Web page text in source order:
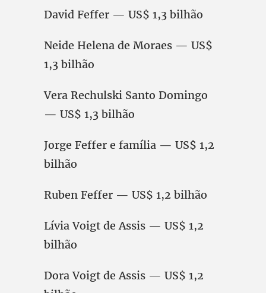
David Feffer — US$ 1,3 bilhão
Neide Helena de Moraes — US$
1,3 bilhão
Vera Rechulski Santo Domingo
— US$ 1,3 bilhão
Jorge Feffer e família — US$ 1,2
bilhão
Ruben Feffer — US$ 1,2 bilhão
Lívia Voigt de Assis — US$ 1,2
bilhão
Dora Voigt de Assis — US$ 1,2